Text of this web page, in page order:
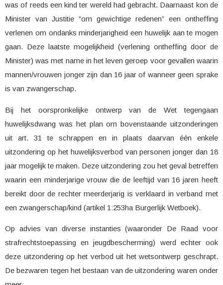
was of reeds een kind ter wereld had gebracht. Daarnaast kon de
Minister van Justitie “om gewichtige redenen” een ontheffing
verlenen om ondanks minderjarigheid een huwelijk aan te mogen
gaan. Deze laatste mogelijkheid (verlening ontheffing door de
Minister) was met name in het leven geroep voor gevallen waarin
mannen/vrouwen jonger zijn dan 16 jaar of wanneer geen sprake
is van zwangerschap.
Bij het oorspronkelijke ontwerp van de Wet tegengaan
huwelijksdwang was het plan om bovenstaande uitzonderingen
uit art. 31 te schrappen en in plaats daarvan één enkele
uitzondering op het huwelijksverbod van personen jonger dan 18
jaar mogelijk te maken. Deze uitzondering zou het geval betreffen
waarin een minderjarige vrouw die de leeftijd van 16 jaren heeft
bereikt door de rechter meerderjarig is verklaard in verband met
een zwangerschap/kind (artikel 1:253ha Burgerlijk Wetboek).
Op advies van diverse instanties (waaronder De Raad voor
strafrechtstoepassing en jeugdbescherming) werd echter ook
deze uitzondering op het verbod uit het wetsontwerp geschrapt.
De bezwaren tegen het bestaan van de uitzondering waren onder